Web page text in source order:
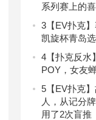
系列赛上的
3 【EV扑克
凯旋杯青岛
4 【扑克反
POY，女友
5 【EV扑克
人，从记分
用了2次盲推